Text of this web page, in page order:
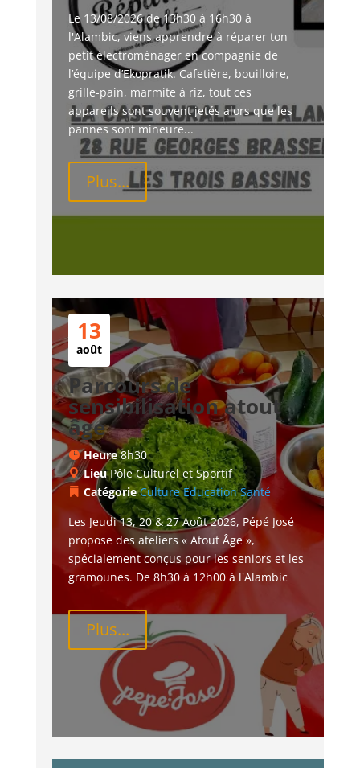
Le 13/08/2026 de 13h30 à 16h30 à
l'Alambic, viens apprendre à réparer ton
petit électroménager en compagnie de
l’équipe d’Ekopratik. Cafetière, bouilloire,
grille-pain, marmite à riz, tout ces
appareils sont souvent jetés alors que les
pannes sont mineure...
Plus...
13
août
Parcours de
sensibilisation atout
âge
Heure8h30
LieuPôle Culturel et Sportif
CatégorieCulture Education Santé
Les Jeudi 13, 20 & 27 Août 2026, Pépé José
propose des ateliers « Atout Âge »,
spécialement conçus pour les seniors et les
gramounes. De 8h30 à 12h00 à l'Alambic
Plus...